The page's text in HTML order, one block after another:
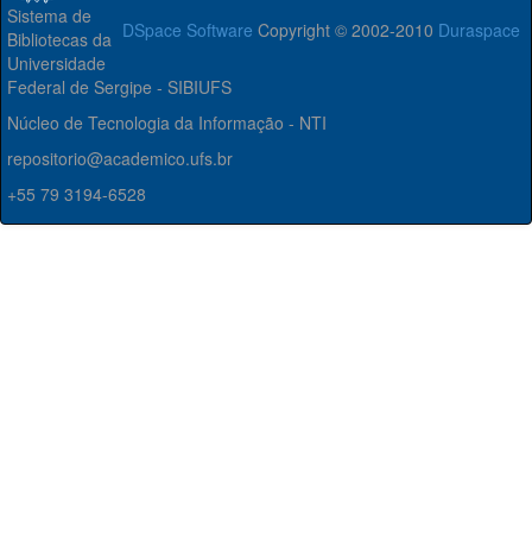
DSpace Software Copyright © 2002-2010 Duraspace
Sistema de
Bibliotecas da
Universidade
Federal de Sergipe - SIBIUFS
Núcleo de Tecnologia da Informação - NTI
repositorio@academico.ufs.br
+55 79 3194-6528